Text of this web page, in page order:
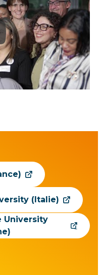
(Italie)
University